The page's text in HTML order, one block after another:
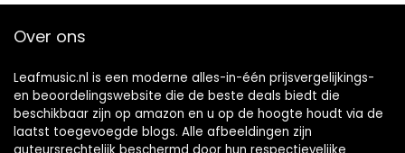
Over ons
Leafmusic.nl is een moderne alles-in-één prijsvergelijkings-
en beoordelingswebsite die de beste deals biedt die
beschikbaar zijn op amazon en u op de hoogte houdt via de
laatst toegevoegde blogs. Alle afbeeldingen zijn